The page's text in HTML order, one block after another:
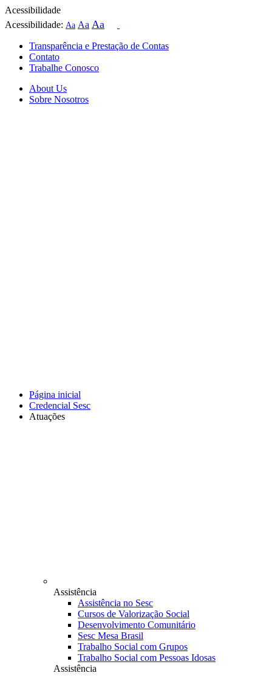
Acessibilidade
Acessibilidade: Aa Aa Aa
Transparência e Prestação de Contas
Contato
Trabalhe Conosco
About Us
Sobre Nosotros
Página inicial
Credencial Sesc
Atuações
Assistência
Assistência no Sesc
Cursos de Valorização Social
Desenvolvimento Comunitário
Sesc Mesa Brasil
Trabalho Social com Grupos
Trabalho Social com Pessoas Idosas
Assistência